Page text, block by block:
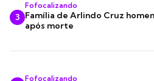
3
Fofocalizando
Família de Arlindo Cruz
após morte
Fofocalizando